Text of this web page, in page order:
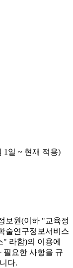
1일 ~ 현재 적용)
보원(이하 "교육정
술연구정보서비스
라함)의 이용에
필요한 사항을 규
다.